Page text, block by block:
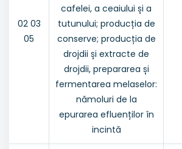
02 03
05
cafelei, a ceaiului și a
tutunului; producția de
conserve; producția de
drojdii și extracte de
drojdii, prepararea și
fermentarea melaselor:
nămoluri de la
epurarea efluenților în
incintă